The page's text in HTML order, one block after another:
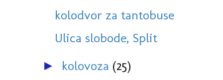
kolodvor za tantobuse
Ulica slobode, Split
► kolovoza (25)